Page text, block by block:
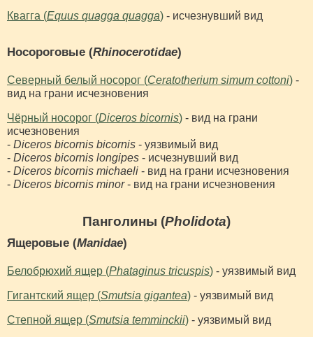
Квагга (Equus quagga quagga) - исчезнувший вид
Носороговые (Rhinocerotidae)
Северный белый носорог (Ceratotherium simum cottoni) -
вид на грани исчезновения
Чёрный носорог (Diceros bicornis) - вид на грани
исчезновения
- Diceros bicornis bicornis - уязвимый вид
- Diceros bicornis longipes - исчезнувший вид
- Diceros bicornis michaeli - вид на грани исчезновения
- Diceros bicornis minor- вид на грани исчезновения
Панголины (Pholidota)
Ящеровые (Manidae)
Белобрюхий ящер (Phataginus tricuspis) - уязвимый вид
Гигантский ящер (Smutsia gigantea) - уязвимый вид
Степной ящер (Smutsia temminckii) - уязвимый вид